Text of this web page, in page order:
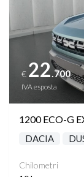
€ 22.700
IVA esposta
1200 ECO-G
DACIA
Chilometri